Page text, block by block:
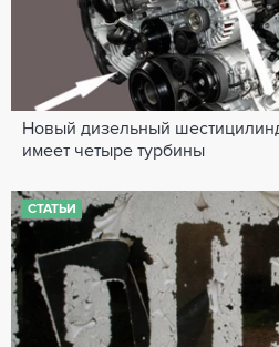
Новый дизельный
имеет четыре турбины
СТАТЬИ